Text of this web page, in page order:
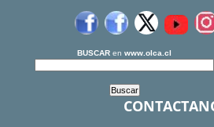
BUSCAR en www.olca.cl